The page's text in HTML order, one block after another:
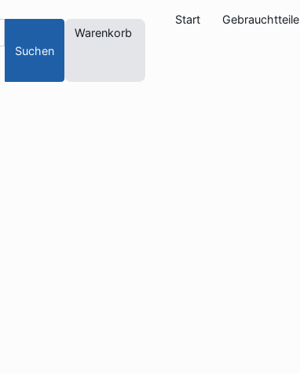
Suchen
Warenkorb
Start Gebrauchtteile